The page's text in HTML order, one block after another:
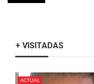
+ VISITADAS
ACTUAL